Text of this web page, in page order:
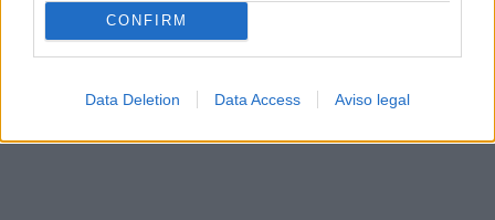
CONFIRM
Data Deletion Data Access Aviso legal